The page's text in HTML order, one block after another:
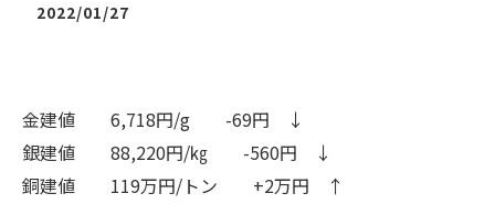
2022/01/27
金建値 6,718円/g -69円 ↓
銀建値 88,220円/㎏ -560円 ↓
銅建値 119万円/トン +2万円 ↑